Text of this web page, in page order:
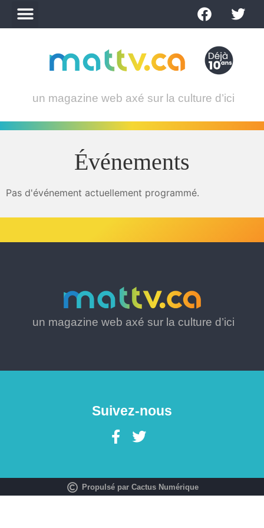
un magazine web axé sur la culture d’ici
Événements
Pas d'événement actuellement programmé.
un magazine web axé sur la culture d’ici
Suivez-nous
Propulsé par Cactus Numérique